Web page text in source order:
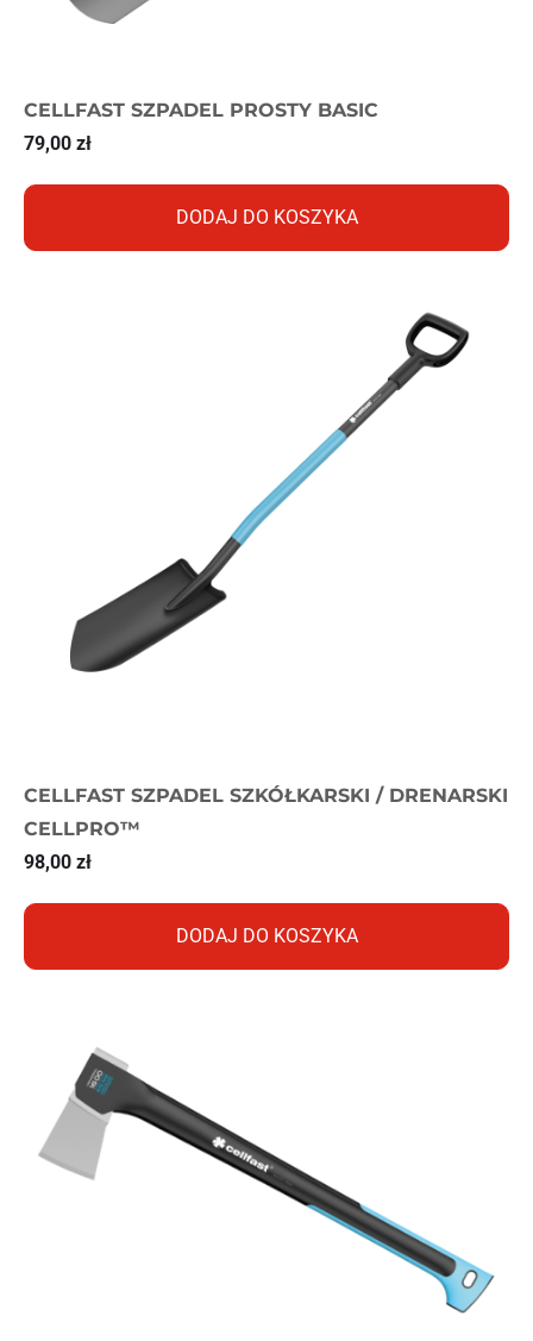
CELLFAST SZPADEL PROSTY BASIC
79,00 zł
DODAJ DO KOSZYKA
CELLFAST SZPADEL SZKÓŁKARSKI / DRENARSKI
CELLPRO™
98,00 zł
DODAJ DO KOSZYKA